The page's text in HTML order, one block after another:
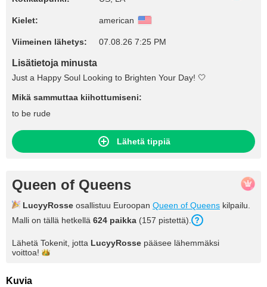
Kielet: american
Viimeinen lähetys: 07.08.26 7:25 PM
Lisätietoja minusta
Just a Happy Soul Looking to Brighten Your Day! 🤍
Mikä sammuttaa kiihottumiseni:
to be rude
Lähetä tippiä
Queen of Queens
LucyyRosse osallistuu Euroopan Queen of Queens kilpailu.
Malli on tällä hetkellä 624 paikka (157 pistettä).
Lähetä Tokenit, jotta LucyyRosse pääsee lähemmäksi
voittoa!
Kuvia